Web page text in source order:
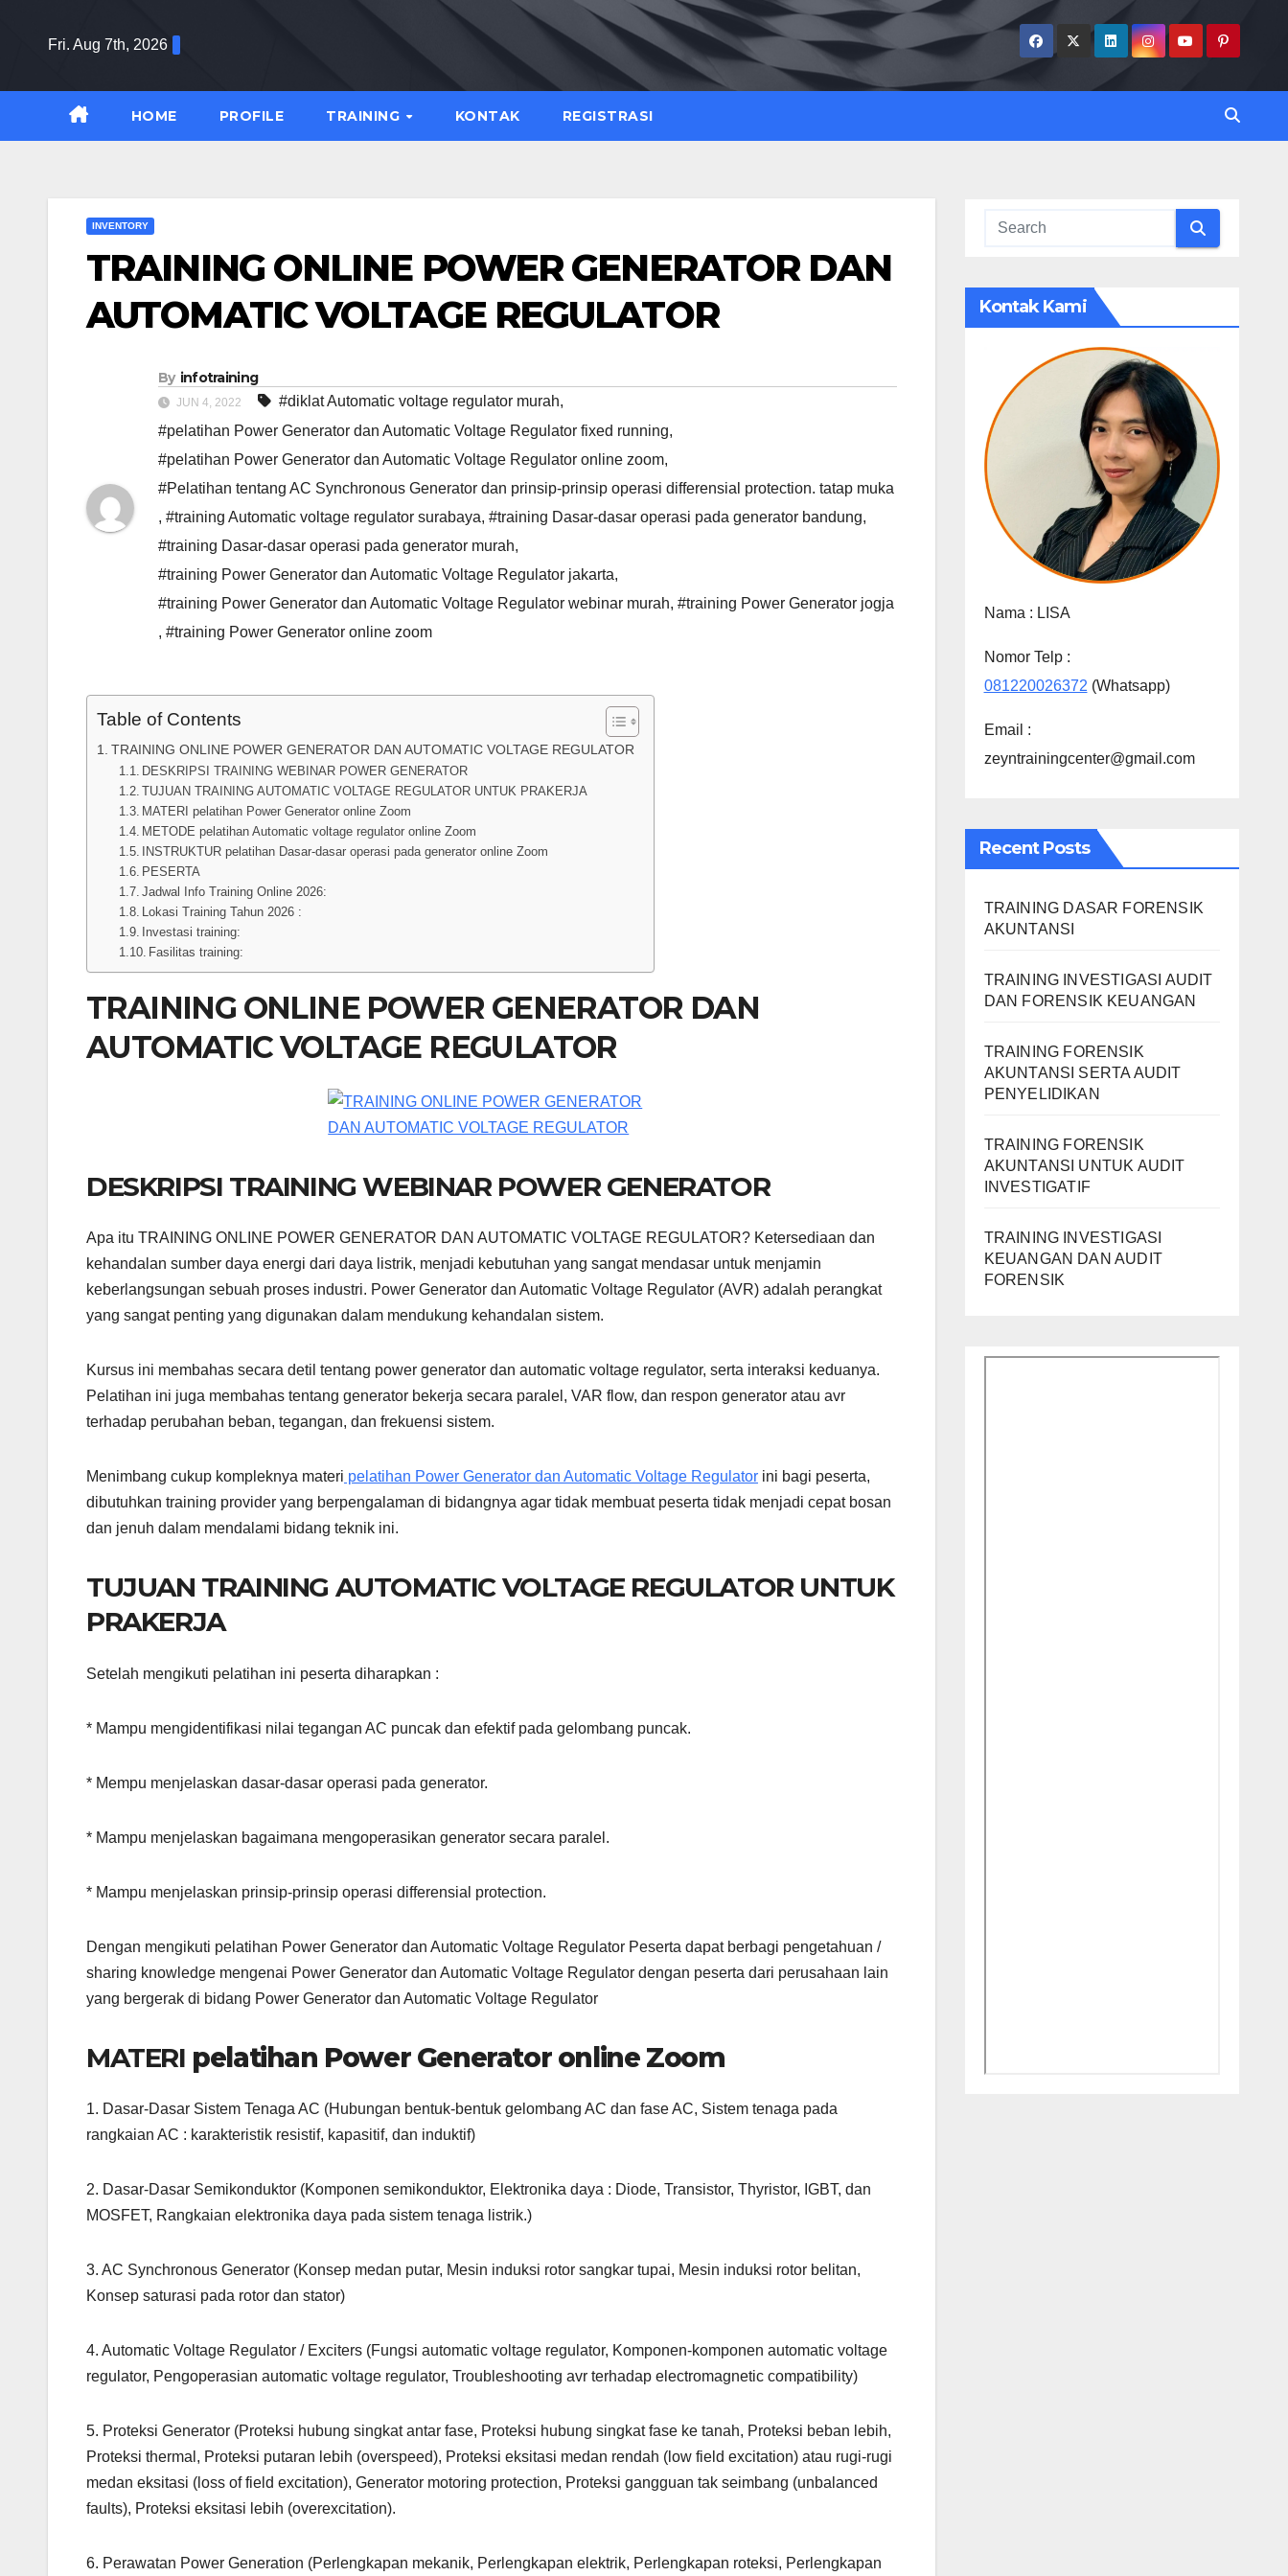
Fri. Aug 7th, 2026
HOME PROFILE TRAINING KONTAK REGISTRASI
INVENTORY
TRAINING ONLINE POWER GENERATOR DAN
AUTOMATIC VOLTAGE REGULATOR
By infotraining
JUN 4, 2022 #diklat Automatic voltage regulator murah,
#pelatihan Power Generator dan Automatic Voltage Regulator fixed running,
#pelatihan Power Generator dan Automatic Voltage Regulator online zoom,
#Pelatihan tentang AC Synchronous Generator dan prinsip-prinsip operasi differensial protection. tatap muka
, #training Automatic voltage regulator surabaya, #training Dasar-dasar operasi pada generator bandung,
#training Dasar-dasar operasi pada generator murah,
#training Power Generator dan Automatic Voltage Regulator jakarta,
#training Power Generator dan Automatic Voltage Regulator webinar murah, #training Power Generator jogja
, #training Power Generator online zoom
Table of Contents
TRAINING ONLINE POWER GENERATOR DAN AUTOMATIC VOLTAGE REGULATOR
DESKRIPSI TRAINING WEBINAR POWER GENERATOR
TUJUAN TRAINING AUTOMATIC VOLTAGE REGULATOR UNTUK PRAKERJA
MATERI pelatihan Power Generator online Zoom
METODE pelatihan Automatic voltage regulator online Zoom
INSTRUKTUR pelatihan Dasar-dasar operasi pada generator online Zoom
PESERTA
Jadwal Info Training Online 2026:
Lokasi Training Tahun 2026 :
Investasi training:
Fasilitas training:
TRAINING ONLINE POWER GENERATOR DAN
AUTOMATIC VOLTAGE REGULATOR
DESKRIPSI TRAINING WEBINAR POWER GENERATOR
Apa itu TRAINING ONLINE POWER GENERATOR DAN AUTOMATIC VOLTAGE REGULATOR? Ketersediaan dan
kehandalan sumber daya energi dari daya listrik, menjadi kebutuhan yang sangat mendasar untuk menjamin
keberlangsungan sebuah proses industri. Power Generator dan Automatic Voltage Regulator (AVR) adalah perangkat
yang sangat penting yang digunakan dalam mendukung kehandalan sistem.
Kursus ini membahas secara detil tentang power generator dan automatic voltage regulator, serta interaksi keduanya.
Pelatihan ini juga membahas tentang generator bekerja secara paralel, VAR flow, dan respon generator atau avr
terhadap perubahan beban, tegangan, dan frekuensi sistem.
Menimbang cukup kompleknya materi pelatihan Power Generator dan Automatic Voltage Regulator ini bagi peserta,
dibutuhkan training provider yang berpengalaman di bidangnya agar tidak membuat peserta tidak menjadi cepat bosan
dan jenuh dalam mendalami bidang teknik ini.
TUJUAN TRAINING AUTOMATIC VOLTAGE REGULATOR UNTUK
PRAKERJA
Setelah mengikuti pelatihan ini peserta diharapkan :
* Mampu mengidentifikasi nilai tegangan AC puncak dan efektif pada gelombang puncak.
* Mempu menjelaskan dasar-dasar operasi pada generator.
* Mampu menjelaskan bagaimana mengoperasikan generator secara paralel.
* Mampu menjelaskan prinsip-prinsip operasi differensial protection.
Dengan mengikuti pelatihan Power Generator dan Automatic Voltage Regulator Peserta dapat berbagi pengetahuan /
sharing knowledge mengenai Power Generator dan Automatic Voltage Regulator dengan peserta dari perusahaan lain
yang bergerak di bidang Power Generator dan Automatic Voltage Regulator
MATERI pelatihan Power Generator online Zoom
1. Dasar-Dasar Sistem Tenaga AC (Hubungan bentuk-bentuk gelombang AC dan fase AC, Sistem tenaga pada
rangkaian AC : karakteristik resistif, kapasitif, dan induktif)
2. Dasar-Dasar Semikonduktor (Komponen semikonduktor, Elektronika daya : Diode, Transistor, Thyristor, IGBT, dan
MOSFET, Rangkaian elektronika daya pada sistem tenaga listrik.)
3. AC Synchronous Generator (Konsep medan putar, Mesin induksi rotor sangkar tupai, Mesin induksi rotor belitan,
Konsep saturasi pada rotor dan stator)
4. Automatic Voltage Regulator / Exciters (Fungsi automatic voltage regulator, Komponen-komponen automatic voltage
regulator, Pengoperasian automatic voltage regulator, Troubleshooting avr terhadap electromagnetic compatibility)
5. Proteksi Generator (Proteksi hubung singkat antar fase, Proteksi hubung singkat fase ke tanah, Proteksi beban lebih,
Proteksi thermal, Proteksi putaran lebih (overspeed), Proteksi eksitasi medan rendah (low field excitation) atau rugi-rugi
medan eksitasi (loss of field excitation), Generator motoring protection, Proteksi gangguan tak seimbang (unbalanced
faults), Proteksi eksitasi lebih (overexcitation).
6. Perawatan Power Generation (Perlengkapan mekanik, Perlengkapan elektrik, Perlengkapan roteksi, Perlengkapan
Kontak Kami
Nama : LISA
Nomor Telp :
081220026372 (Whatsapp)
Email :
zeyntrainingcenter@gmail.com
Recent Posts
TRAINING DASAR FORENSIK
AKUNTANSI
TRAINING INVESTIGASI AUDIT
DAN FORENSIK KEUANGAN
TRAINING FORENSIK
AKUNTANSI SERTA AUDIT
PENYELIDIKAN
TRAINING FORENSIK
AKUNTANSI UNTUK AUDIT
INVESTIGATIF
TRAINING INVESTIGASI
KEUANGAN DAN AUDIT
FORENSIK